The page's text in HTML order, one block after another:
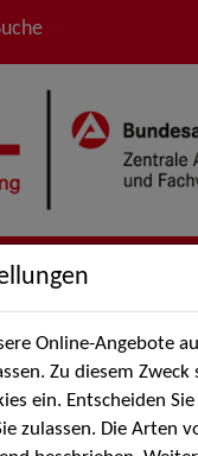
legen
Online-Angebote
Zu diesem Zweck
ein. Entscheiden
zulassen. Die Arten